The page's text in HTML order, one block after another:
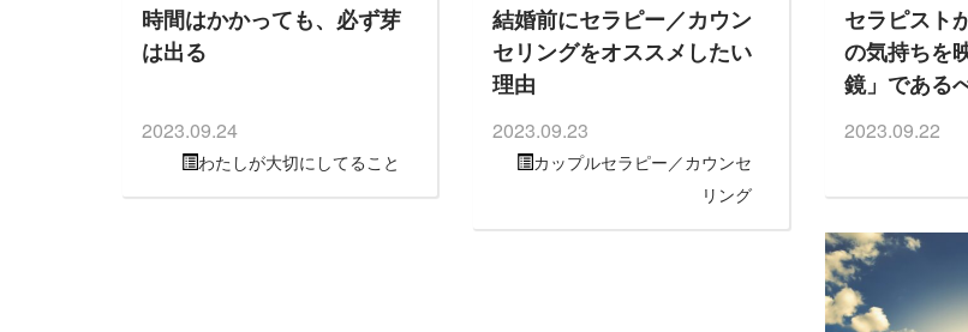
時間はかかっても、必ず芽
は出る
2023.09.24
わたしが大切にしてること
結婚前にセラピー／カウン
セリングをオススメしたい
理由
2023.09.23
カップルセラピー／カウンセ
リング
セラピスト
の気持ちを
鏡」である
2023.09.22